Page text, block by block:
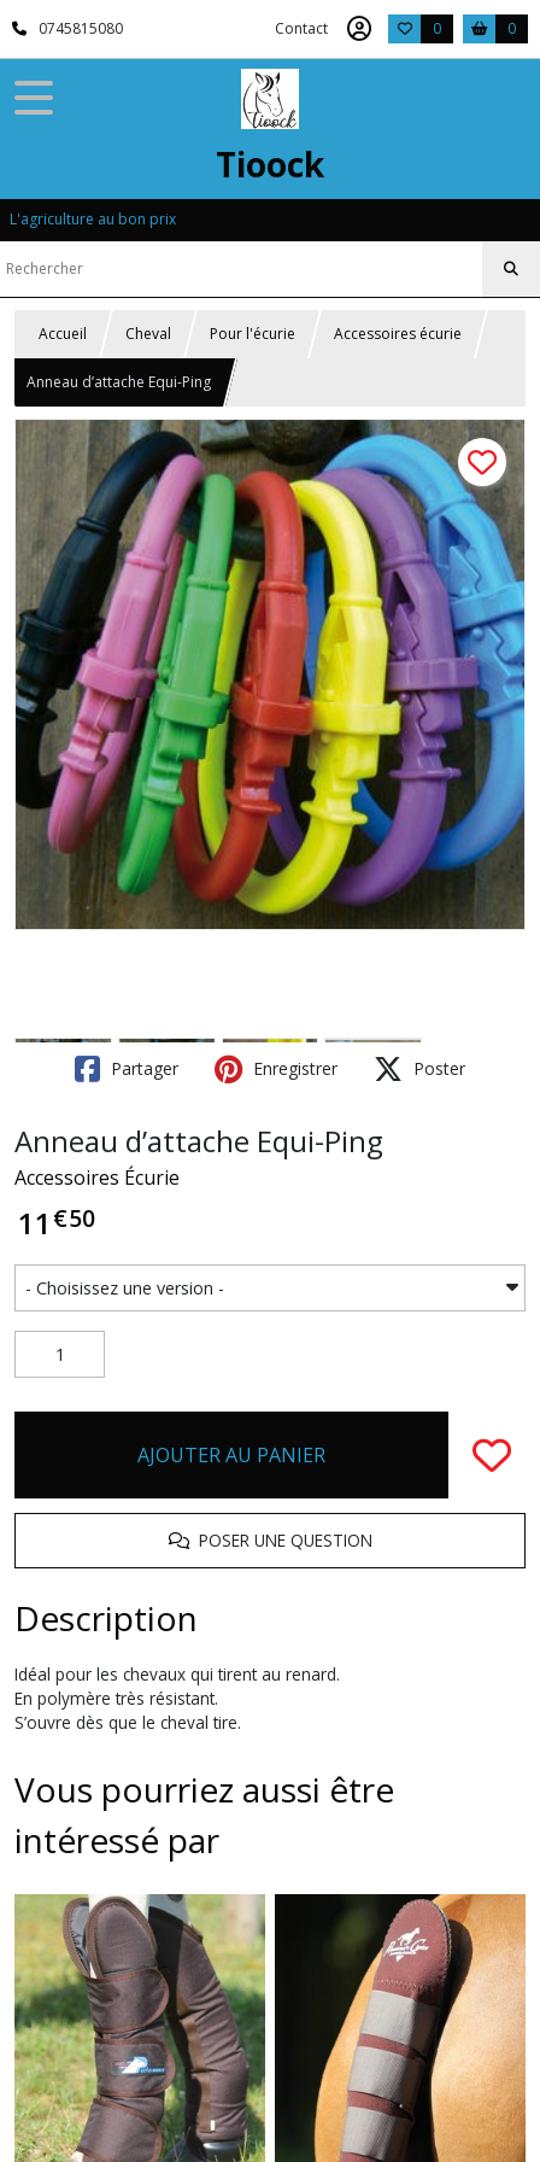
0745815080 Contact 0 0
Tioock
L'agriculture au bon prix
Accueil Cheval Pour l'écurie Accessoires écurie
Anneau d’attache Equi-Ping
Partager Enregistrer Poster
Anneau d’attache Equi-Ping
Accessoires Écurie
11 €50
AJOUTER AU PANIER
POSER UNE QUESTION
Description
Idéal pour les chevaux qui tirent au renard.
En polymère très résistant.
S’ouvre dès que le cheval tire.
Vous pourriez aussi être
intéressé par